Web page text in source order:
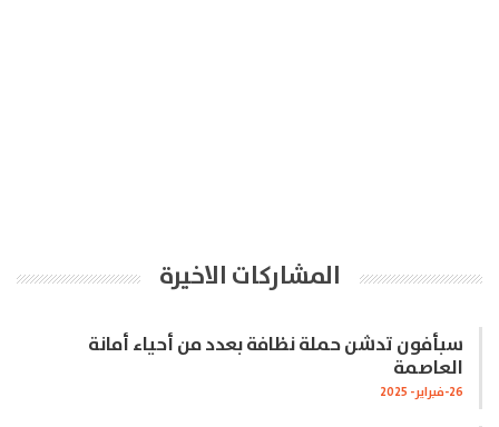
المشاركات الاخيرة
سبأفون تدشن حملة نظافة بعدد من أحياء أمانة
العاصمة
26-فبراير- 2025